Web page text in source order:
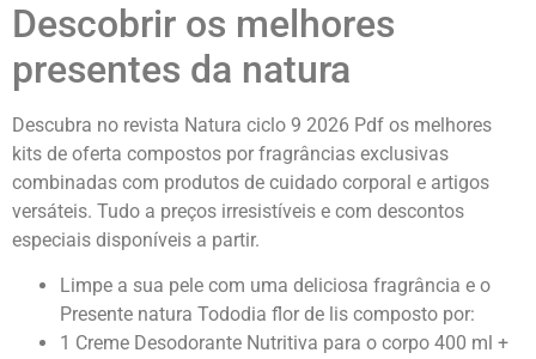
Descobrir os melhores
presentes da natura
Descubra no revista Natura ciclo 9 2026 Pdf os melhores
kits de oferta compostos por fragrâncias exclusivas
combinadas com produtos de cuidado corporal e artigos
versáteis. Tudo a preços irresistíveis e com descontos
especiais disponíveis a partir.
Limpe a sua pele com uma deliciosa fragrância e o
Presente natura Tododia flor de lis composto por:
1 Creme Desodorante Nutritiva para o corpo 400 ml +